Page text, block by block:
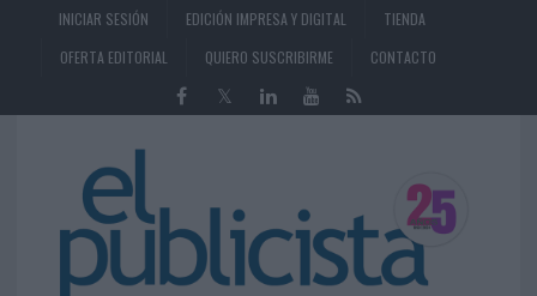
INICIAR SESIÓN EDICIÓN IMPRESA Y DIGITAL
TIENDA
OFERTA EDITORIAL
QUIERO SUSCRIBIRME CONTACTO